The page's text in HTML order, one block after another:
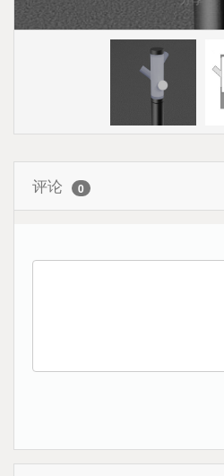
评论 0